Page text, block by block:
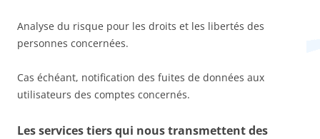
Analyse du risque pour les droits et les libertés des
personnes concernées.
Cas échéant, notification des fuites de données aux
utilisateurs des comptes concernés.
Les services tiers qui nous transmettent des